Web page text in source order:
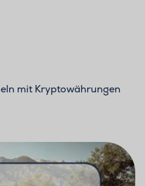
mit Kryptowährungen